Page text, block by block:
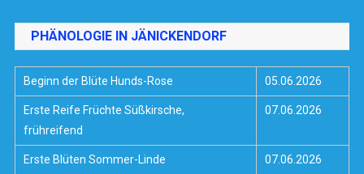
PHÄNOLOGIE IN JÄNICKENDORF
Beginn der Blüte Hunds-Rose 05.06.2026
Erste Reife Früchte Süßkirsche,
frühreifend
07.06.2026
Erste Blüten Sommer-Linde 07.06.2026